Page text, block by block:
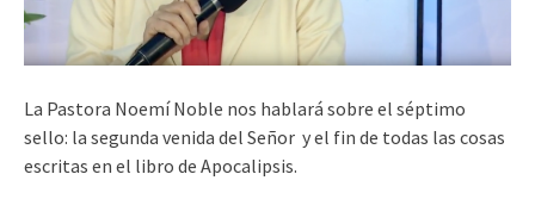
La Pastora Noemí Noble nos hablará sobre el séptimo
sello: la segunda venida del Señor y el fin de todas las cosas
escritas en el libro de Apocalipsis.